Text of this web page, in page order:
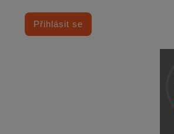
Přihlásit se